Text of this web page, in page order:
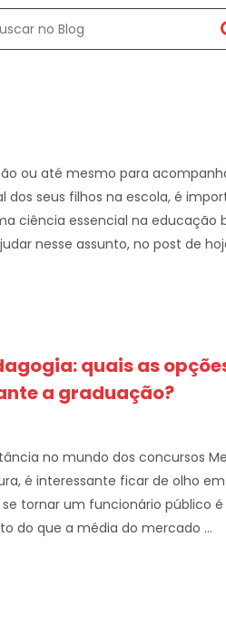
ou até mesmo para
seus filhos na escola, é
ciência essencial na educação
nesse assunto, no post de
quais as
a graduação?
no mundo dos concursos
é interessante ficar de olho
tornar um funcionário público
do que a média do mercado ...